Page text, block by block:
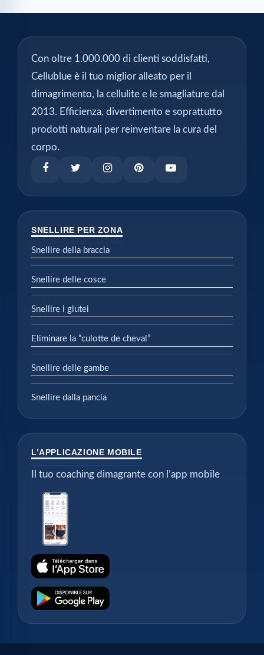
Con oltre 1.000.000 di clienti soddisfatti,
Cellublue è il tuo miglior alleato per il
dimagrimento, la cellulite e le smagliature dal
2013. Efficienza, divertimento e soprattutto
prodotti naturali per reinventare la cura del
corpo.
SNELLIRE PER ZONA
Snellire della braccia
Snellire delle cosce
Snellire i glutei
Eliminare la “culotte de cheval”
Snellire delle gambe
Snellire dalla pancia
L’APPLICAZIONE MOBILE
Il tuo coaching dimagrante con l’app mobile